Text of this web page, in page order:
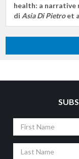
health: a narrative
di Asia Di Pietroet
First
Last